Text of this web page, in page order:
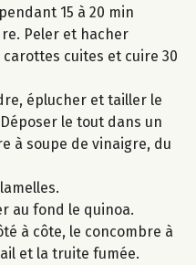
15 à 20 min
Peler et hacher
carottes cuites et cuire 30
éplucher et tailler le
le tout dans un
à soupe de vinaigre, du
au fond le quinoa.
à côte, le concombre à
et la truite fumée.